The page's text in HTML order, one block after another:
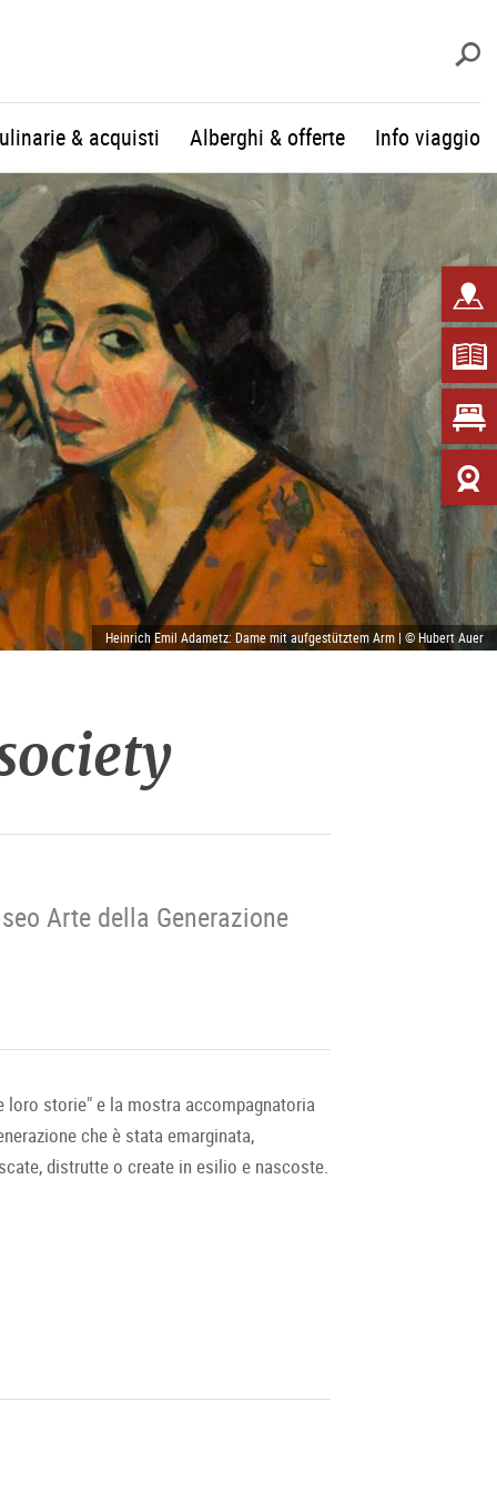
& acquisti Alberghi & offerte Info viaggio
Heinrich Emil Adametz: Dame mit aufgestütztem Arm | © Hubert Auer
Arte della Generazione
loro storie" e la mostra accompagnatoria
che è stata emarginata,
distrutte o create in esilio e nascoste.